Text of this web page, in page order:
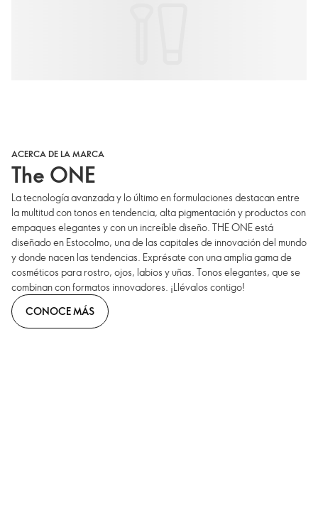
ACERCA DE LA MARCA
The ONE
La tecnología avanzada y lo último en formulaciones destacan entre
la multitud con tonos en tendencia, alta pigmentación y productos con
empaques elegantes y con un increíble diseño. THE ONE está
diseñado en Estocolmo, una de las capitales de innovación del mundo
y donde nacen las tendencias. Exprésate con una amplia gama de
cosméticos para rostro, ojos, labios y uñas. Tonos elegantes, que se
combinan con formatos innovadores. ¡Llévalos contigo!
CONOCE MÁS